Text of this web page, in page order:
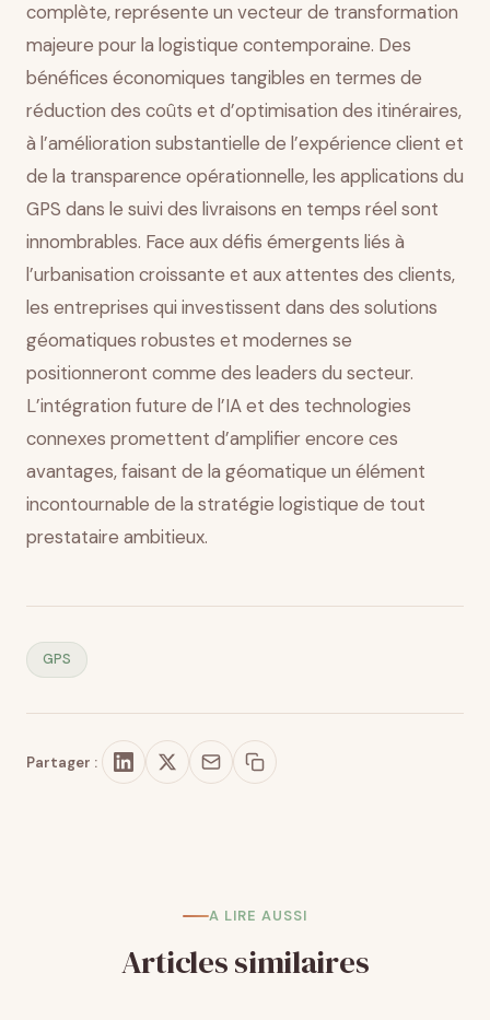
complète, représente un vecteur de transformation
majeure pour la logistique contemporaine. Des
bénéfices économiques tangibles en termes de
réduction des coûts et d’optimisation des itinéraires,
à l’amélioration substantielle de l’expérience client et
de la transparence opérationnelle, les applications du
GPS dans le suivi des livraisons en temps réel sont
innombrables. Face aux défis émergents liés à
l’urbanisation croissante et aux attentes des clients,
les entreprises qui investissent dans des solutions
géomatiques robustes et modernes se
positionneront comme des leaders du secteur.
L’intégration future de l’IA et des technologies
connexes promettent d’amplifier encore ces
avantages, faisant de la géomatique un élément
incontournable de la stratégie logistique de tout
prestataire ambitieux.
GPS
Partager :
A LIRE AUSSI
Articles similaires